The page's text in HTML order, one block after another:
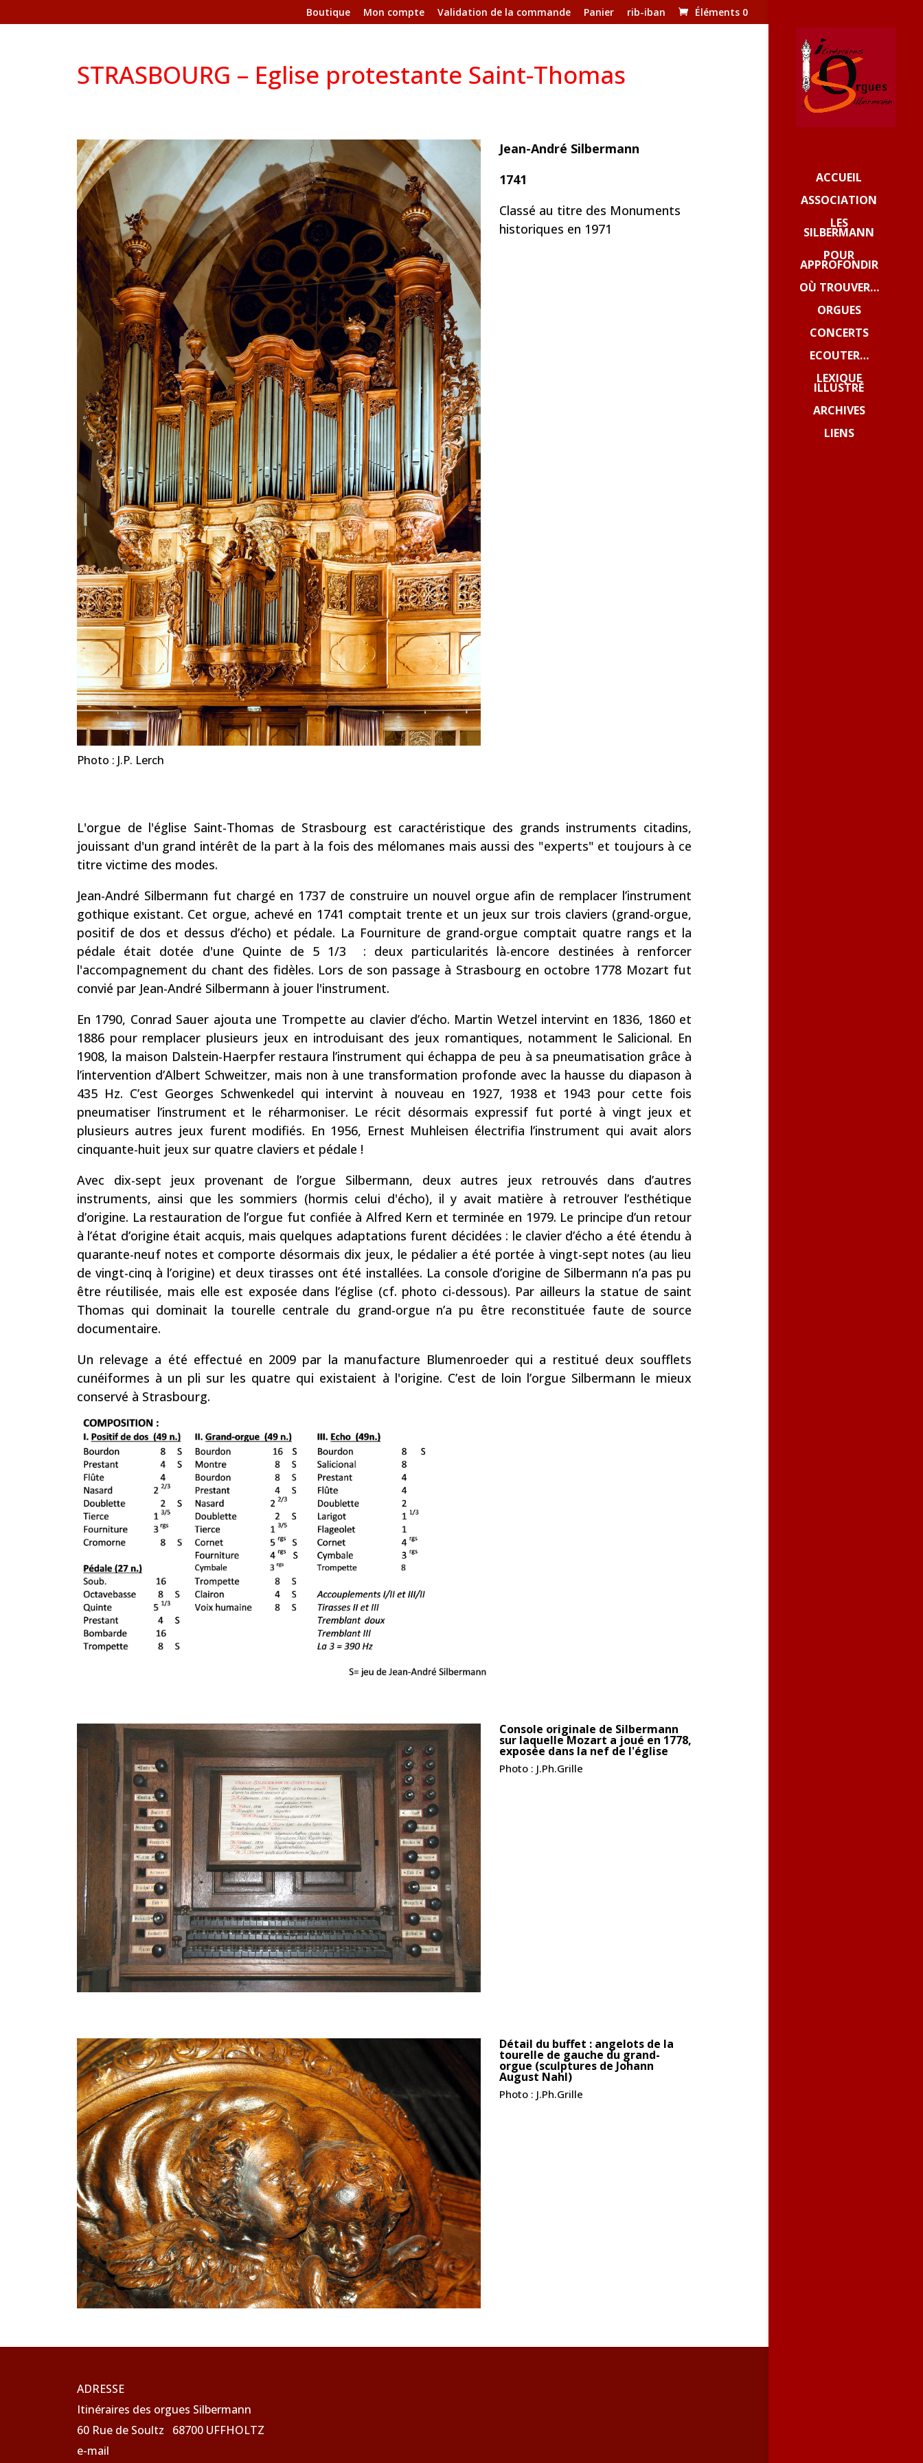
Boutique Mon compte Validation de la commande Panier rib-iban Éléments 0
ACCUEIL
ASSOCIATION
LES
SILBERMANN
POUR
APPROFONDIR
OÙ TROUVER…
ORGUES
CONCERTS
ECOUTER…
LEXIQUE
ILLUSTRÉ
ARCHIVES
LIENS
STRASBOURG – Eglise protestante Saint-Thomas
Photo : J.P. Lerch
Jean-André Silbermann
1741
Classé au titre des Monuments
historiques en 1971
L'orgue de l'église Saint-Thomas de Strasbourg est caractéristique des grands instruments citadins,
jouissant d'un grand intérêt de la part à la fois des mélomanes mais aussi des "experts" et toujours à ce
titre victime des modes.
Jean-André Silbermann fut chargé en 1737 de construire un nouvel orgue afin de remplacer l’instrument
gothique existant. Cet orgue, achevé en 1741 comptait trente et un jeux sur trois claviers (grand-orgue,
positif de dos et dessus d’écho) et pédale. La Fourniture de grand-orgue comptait quatre rangs et la
pédale était dotée d'une Quinte de 5 1/3 : deux particularités là-encore destinées à renforcer
l'accompagnement du chant des fidèles. Lors de son passage à Strasbourg en octobre 1778 Mozart fut
convié par Jean-André Silbermann à jouer l'instrument.
En 1790, Conrad Sauer ajouta une Trompette au clavier d’écho. Martin Wetzel intervint en 1836, 1860 et
1886 pour remplacer plusieurs jeux en introduisant des jeux romantiques, notamment le Salicional. En
1908, la maison Dalstein-Haerpfer restaura l’instrument qui échappa de peu à sa pneumatisation grâce à
l’intervention d’Albert Schweitzer, mais non à une transformation profonde avec la hausse du diapason à
435 Hz. C’est Georges Schwenkedel qui intervint à nouveau en 1927, 1938 et 1943 pour cette fois
pneumatiser l’instrument et le réharmoniser. Le récit désormais expressif fut porté à vingt jeux et
plusieurs autres jeux furent modifiés. En 1956, Ernest Muhleisen électrifia l’instrument qui avait alors
cinquante-huit jeux sur quatre claviers et pédale !
Avec dix-sept jeux provenant de l’orgue Silbermann, deux autres jeux retrouvés dans d’autres
instruments, ainsi que les sommiers (hormis celui d'écho), il y avait matière à retrouver l’esthétique
d’origine. La restauration de l’orgue fut confiée à Alfred Kern et terminée en 1979. Le principe d’un retour
à l’état d’origine était acquis, mais quelques adaptations furent décidées : le clavier d’écho a été étendu à
quarante-neuf notes et comporte désormais dix jeux, le pédalier a été portée à vingt-sept notes (au lieu
de vingt-cinq à l’origine) et deux tirasses ont été installées. La console d’origine de Silbermann n’a pas pu
être réutilisée, mais elle est exposée dans l’église (cf. photo ci-dessous). Par ailleurs la statue de saint
Thomas qui dominait la tourelle centrale du grand-orgue n’a pu être reconstituée faute de source
documentaire.
Un relevage a été effectué en 2009 par la manufacture Blumenroeder qui a restitué deux soufflets
cunéiformes à un pli sur les quatre qui existaient à l'origine. C’est de loin l’orgue Silbermann le mieux
conservé à Strasbourg.
Console originale de Silbermann
sur laquelle Mozart a joué en 1778,
exposée dans la nef de l'église
Photo : J.Ph.Grille
Détail du buffet : angelots de la
tourelle de gauche du grand-
orgue (sculptures de Johann
August Nahl)
Photo : J.Ph.Grille
ADRESSE
Itinéraires des orgues Silbermann
60 Rue de Soultz 68700 UFFHOLTZ
e-mail